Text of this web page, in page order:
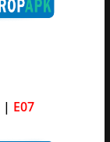
| E07